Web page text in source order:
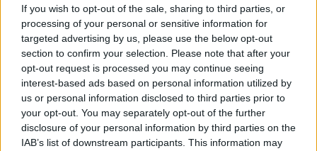
If you wish to opt-out of the sale, sharing to third parties, or
processing of your personal or sensitive information for
targeted advertising by us, please use the below opt-out
section to confirm your selection. Please note that after your
opt-out request is processed you may continue seeing
interest-based ads based on personal information utilized by
us or personal information disclosed to third parties prior to
your opt-out. You may separately opt-out of the further
disclosure of your personal information by third parties on the
IAB’s list of downstream participants. This information may
Így kezdődik a rák – A tudósok
leírták azt a fordulópontot, ahol a
sejtek kontrollálatlanul szaporodni
kezdenek